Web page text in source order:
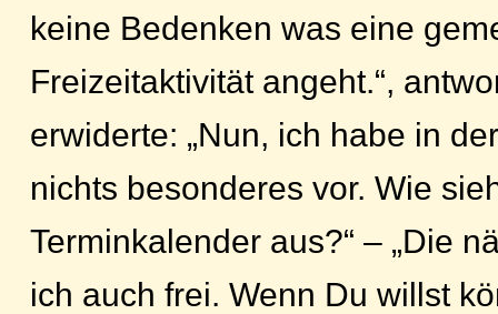
keine Bedenken was eine
Freizeitaktivität angeht.“,
erwiderte: „Nun, ich habe in
nichts besonderes vor. Wie
Terminkalender aus?“ – „Die
ich auch frei. Wenn Du willst